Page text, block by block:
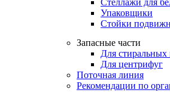
Стеллажи для
Упаковщики
Стойки
Запасные части
Для
Для центрифуг
Поточная линия
Рекомендации по